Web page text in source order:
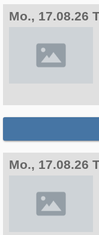
Mo., 17.08.26
Mo., 17.08.26